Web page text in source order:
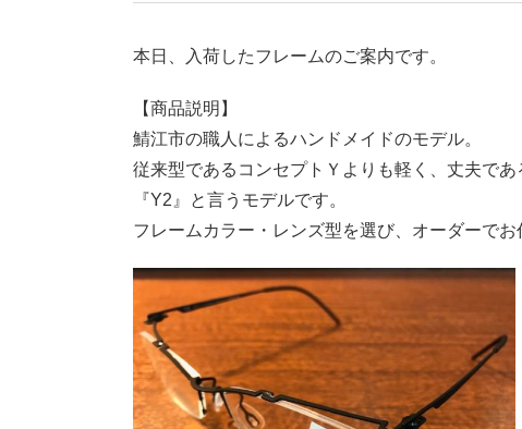
本日、入荷したフレームのご案内です。
【商品説明】
鯖江市の職人によるハンドメイドのモデル。
従来型であるコンセプトＹよりも軽く、丈夫で
『Y2』と言うモデルです。
フレームカラー・レンズ型を選び、オーダーでお